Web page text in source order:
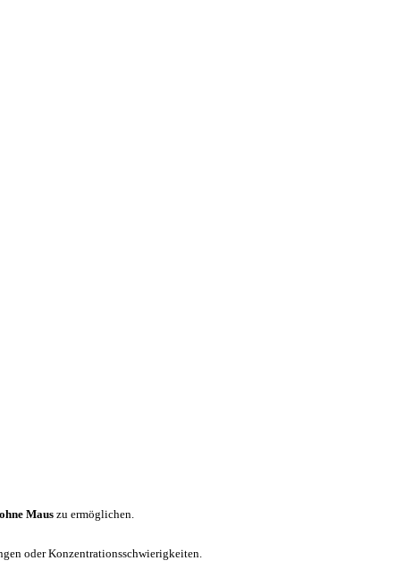
Maus zu ermöglichen.
oder Konzentrationsschwierigkeiten.